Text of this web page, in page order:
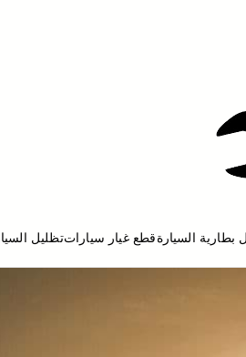
وبنشر كراج تصليح سيارات
بطارية السيارةقطع غيار سياراتتظليل